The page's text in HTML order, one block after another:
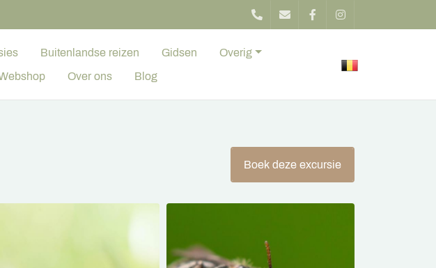
Buitenlandse reizen Gidsen Overig
Over ons Blog
Boek deze excursie